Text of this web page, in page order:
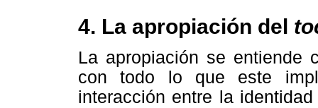
4. La apropiación del
La apropiación se entiende
con todo lo que este
interacción entre la